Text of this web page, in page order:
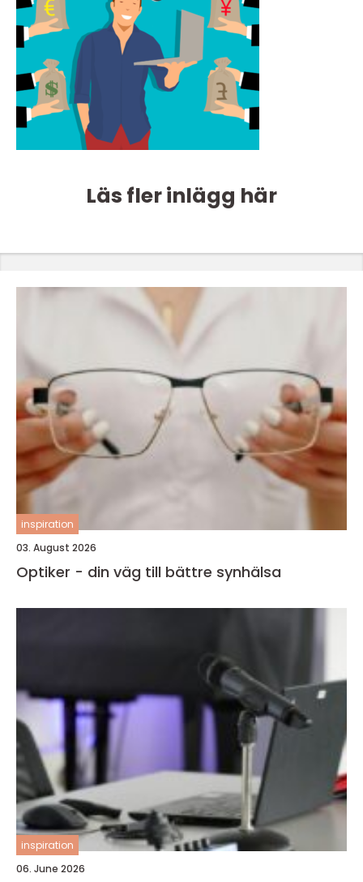
Läs fler inlägg här
inspiration
03. August 2026
Optiker - din väg till bättre synhälsa
inspiration
06. June 2026